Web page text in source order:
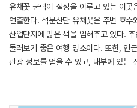
유채꽃 군락이 절정을 이루고 있는 이
연출한다. 석문산단 유채꽃은 주변 호
산업단지에 밟은 색을 입혀주고 있다.
둘러보기 좋은 여행 명소이다. 또한, 인
관광 정보를 얻을 수 있고, 내부에 있는